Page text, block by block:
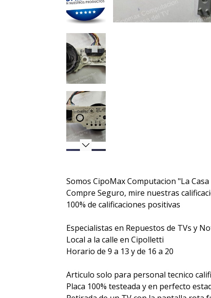
Somos CipoMax Computacion "La Casa
Compre Seguro, mire nuestras
100% de calificaciones positivas
Especialistas en Repuestos de TVs y
Local a la calle en Cipolletti
Horario de 9 a 13 y de 16 a 20
Articulo solo para personal tecnico
Placa 100% testeada y en perfecto